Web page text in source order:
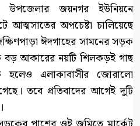
উপজেলার জয়নগর ইউনিয়নে
আত্মসাতের অপচেষ্টা চালিয়েছে
ঈদগাহের সামনের সড়ক
বড় আকারের নয়টি শিলকড়ই গাছ
হলেও এলাকাবাসীর জোরালো
তবে প্রতিবাদের আগেই দুটি